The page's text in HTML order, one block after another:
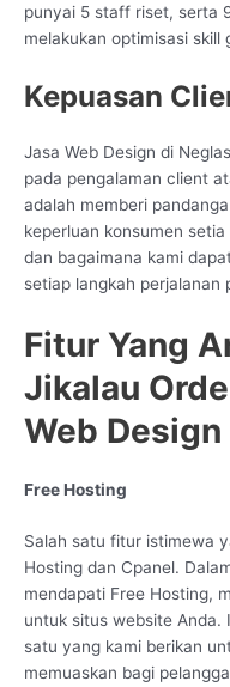
punyai 5 staff riset, serta
melakukan optimisasi
Kepuasan
Jasa Web Design di
pada pengalaman client
adalah memberi
keperluan konsumen
dan bagaimana kami
setiap langkah perjalanan
Fitur Yang
Jikalau
Web
Free Hosting
Salah satu fitur istimewa
Hosting dan Cpanel.
mendapati Free Hosting,
untuk situs website Anda.
satu yang kami berikan
memuaskan bagi